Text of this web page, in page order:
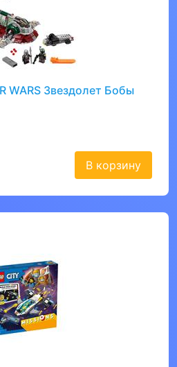
WARS Звездолет Бобы
В корзину